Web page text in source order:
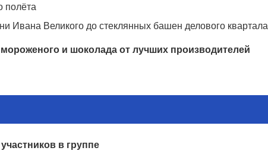
полёта
Ивана Великого до стеклянных башен делового квартала
и шоколада от лучших производителей
в группе